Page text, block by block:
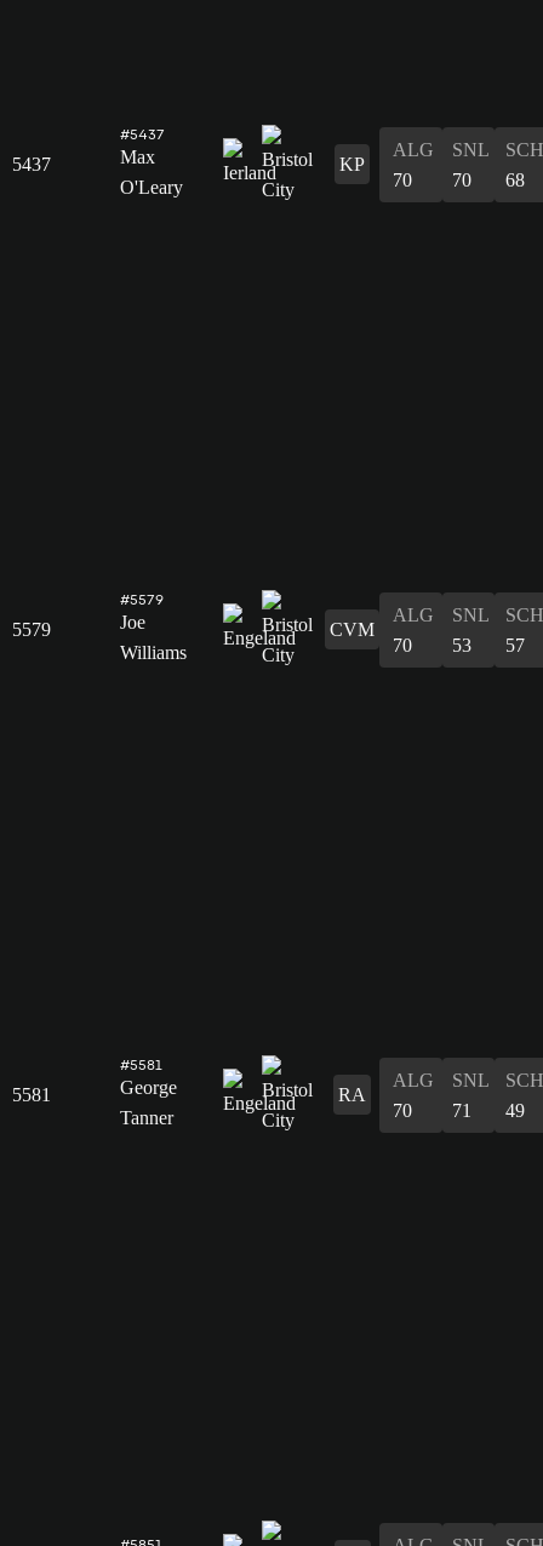
5437
#5437
Max
O'Leary
KP
ALG
70
SNL
70
SCH
68
5579
#5579
Joe
Williams
CVM
ALG
70
SNL
53
SCH
57
5581
#5581
George
Tanner
RA
ALG
70
SNL
71
SCH
49